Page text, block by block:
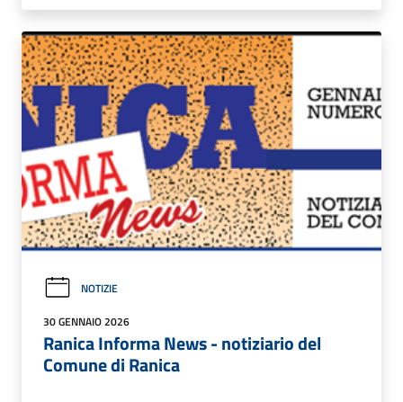
NOTIZIE
30 GENNAIO 2026
Ranica Informa News - notiziario del
Comune di Ranica